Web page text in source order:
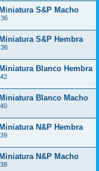
S&P Macho
S&P Hembra
Blanco Hembra
Blanco Macho
N&P Hembra
N&P Macho